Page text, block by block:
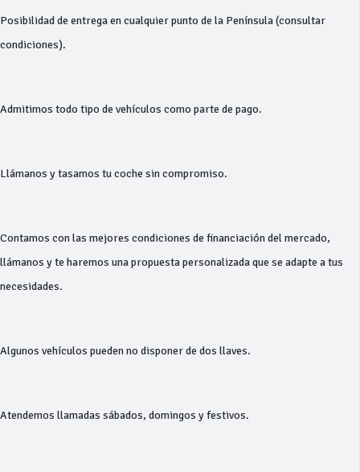
Posibilidad de entrega en cualquier punto de la Península (consultar
condiciones).
Admitimos todo tipo de vehículos como parte de pago.
Llámanos y tasamos tu coche sin compromiso.
Contamos con las mejores condiciones de financiación del mercado,
llámanos y te haremos una propuesta personalizada que se adapte a tus
necesidades.
Algunos vehículos pueden no disponer de dos llaves.
Atendemos llamadas sábados, domingos y festivos.